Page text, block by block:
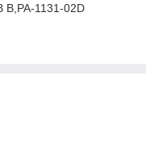
B,PA-1131-02D